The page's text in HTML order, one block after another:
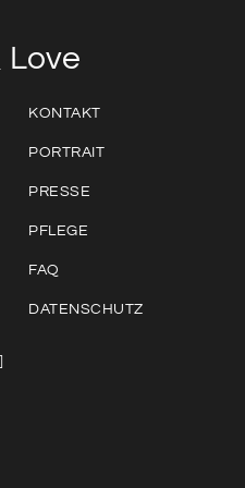
Love
KONTAKT
PORTRAIT
PRESSE
PFLEGE
FAQ
DATENSCHUTZ